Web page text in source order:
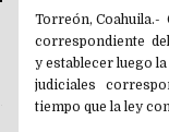
Torreón, Coahuila.-
correspondiente
y establecer luego
judiciales
tiempo que la ley